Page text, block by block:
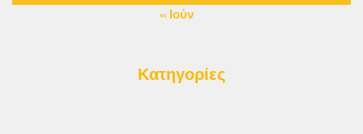
« Ιούν
Κατηγορίες